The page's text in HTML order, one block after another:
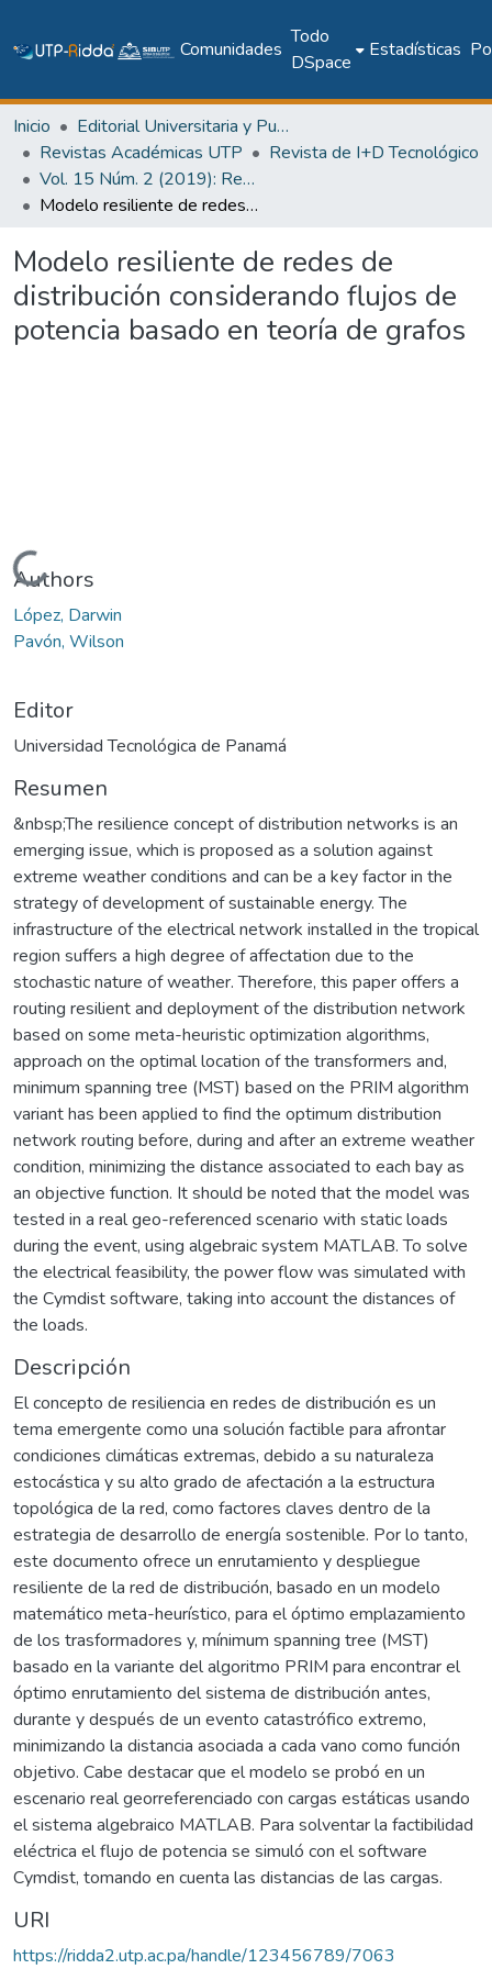
Comunidades
Todo
DSpace
Estadísticas
Inicio
Editorial Universitaria y Publicaciones Seriadas
Revistas Académicas UTP
Revista de I+D Tecnológico
Vol. 15 Núm. 2 (2019): Revista de I+D Tecnológico
Modelo resiliente de redes de distribución considerando flujos de potencia basado en teoría de grafos
Modelo resiliente de redes de
distribución considerando flujos de
potencia basado en teoría de grafos
Cargando...
Authors
López, Darwin
Pavón, Wilson
Editor
Universidad Tecnológica de Panamá
Resumen
&nbsp;The resilience concept of distribution networks is an
emerging issue, which is proposed as a solution against
extreme weather conditions and can be a key factor in the
strategy of development of sustainable energy. The
infrastructure of the electrical network installed in the tropical
region suffers a high degree of affectation due to the
stochastic nature of weather. Therefore, this paper offers a
routing resilient and deployment of the distribution network
based on some meta-heuristic optimization algorithms,
approach on the optimal location of the transformers and,
minimum spanning tree (MST) based on the PRIM algorithm
variant has been applied to find the optimum distribution
network routing before, during and after an extreme weather
condition, minimizing the distance associated to each bay as
an objective function. It should be noted that the model was
tested in a real geo-referenced scenario with static loads
during the event, using algebraic system MATLAB. To solve
the electrical feasibility, the power flow was simulated with
the Cymdist software, taking into account the distances of
the loads.
Descripción
El concepto de resiliencia en redes de distribución es un
tema emergente como una solución factible para afrontar
condiciones climáticas extremas, debido a su naturaleza
estocástica y su alto grado de afectación a la estructura
topológica de la red, como factores claves dentro de la
estrategia de desarrollo de energía sostenible. Por lo tanto,
este documento ofrece un enrutamiento y despliegue
resiliente de la red de distribución, basado en un modelo
matemático meta-heurístico, para el óptimo emplazamiento
de los trasformadores y, mínimum spanning tree (MST)
basado en la variante del algoritmo PRIM para encontrar el
óptimo enrutamiento del sistema de distribución antes,
durante y después de un evento catastrófico extremo,
minimizando la distancia asociada a cada vano como función
objetivo. Cabe destacar que el modelo se probó en un
escenario real georreferenciado con cargas estáticas usando
el sistema algebraico MATLAB. Para solventar la factibilidad
eléctrica el flujo de potencia se simuló con el software
Cymdist, tomando en cuenta las distancias de las cargas.
URI
https://ridda2.utp.ac.pa/handle/123456789/7063